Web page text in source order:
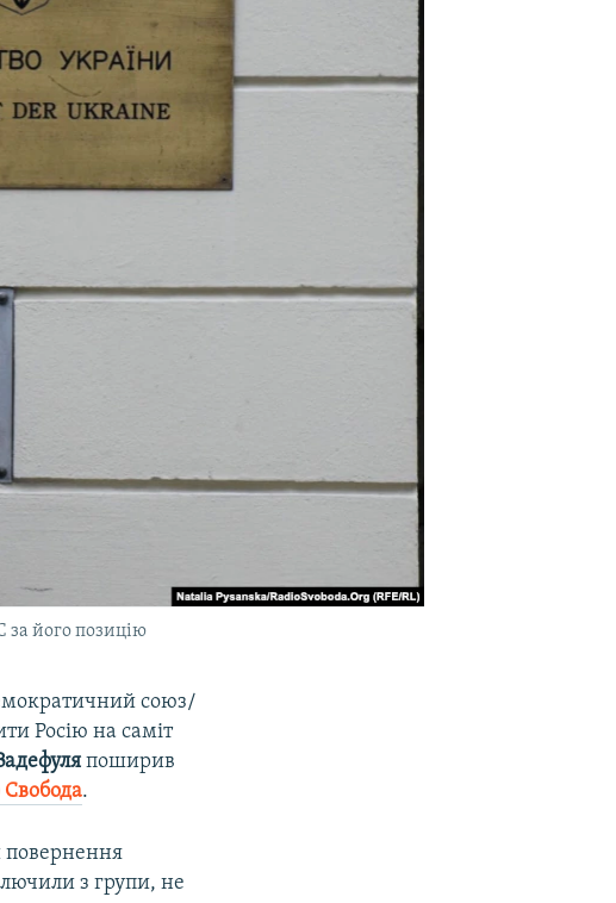
за його позицію
союз/
Росію на саміт
поширив
Свобода.​
повернення
з групи, не